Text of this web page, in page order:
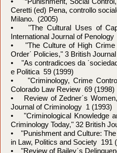
Ceretti (ed) Pena, controllo
Milano. (2005)
• "The Cultural Uses of
International Journal of
• "The Culture of High Crime
Order΄ Policies," 3 British
• "As contradicoes da
e Politica 59 (1999)
• "Criminology, Crime
Colorado Law Review 69 (1998)
• Review of Zedner΄s
Journal of Criminology 1 (1993)
• "Criminological Knowledge
Criminology Today," 32 British
• "Punishment and Culture:
in Law, Politics and Society 191
• "Review of Bailey΄s